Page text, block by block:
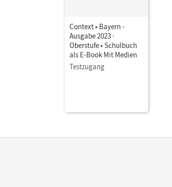
Context • Bayern -
Ausgabe 2023 ·
Oberstufe • Schulbuch
als E-Book Mit Medien
Testzugang